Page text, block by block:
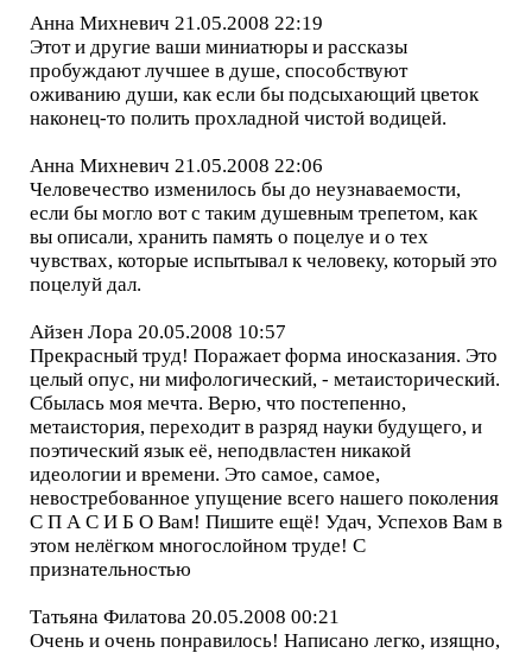
Анна Михневич 21.05.2008 22:19
Этот и другие ваши миниатюры и рассказы
пробуждают лучшее в душе, способствуют
оживанию души, как если бы подсыхающий цветок
наконец-то полить прохладной чистой водицей.
Анна Михневич 21.05.2008 22:06
Человечество изменилось бы до неузнаваемости,
если бы могло вот с таким душевным трепетом, как
вы описали, хранить память о поцелуе и о тех
чувствах, которые испытывал к человеку, который это
поцелуй дал.
Айзен Лора 20.05.2008 10:57
Прекрасный труд! Поражает форма иносказания. Это
целый опус, ни мифологический, - метаисторический.
Сбылась моя мечта. Верю, что постепенно,
метаистория, переходит в разряд науки будущего, и
поэтический язык её, неподвластен никакой
идеологии и времени. Это самое, самое,
невостребованное упущение всего нашего поколения
С П А С И Б О Вам! Пишите ещё! Удач, Успехов Вам в
этом нелёгком многослойном труде! С
признательностью
Татьяна Филатова 20.05.2008 00:21
Очень и очень понравилось! Написано легко, изящно,